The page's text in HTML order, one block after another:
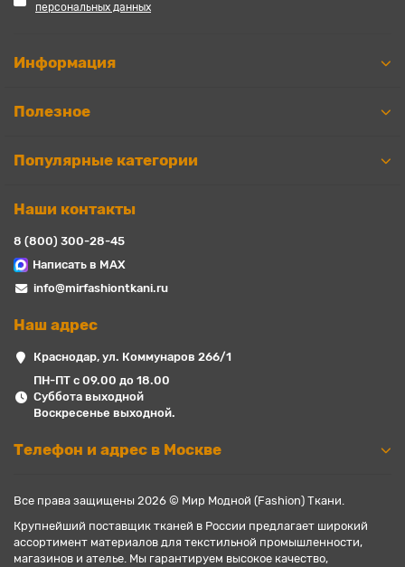
персональных данных
Информация
Полезное
Популярные категории
Наши контакты
8 (800) 300-28-45
Написать в MAX
info@mirfashiontkani.ru
Наш адрес
Краснодар, ул. Коммунаров 266/1
ПН-ПТ с 09.00 до 18.00
Суббота выходной
Воскресенье выходной.
Телефон и адрес в Москве
Все права защищены 2026 © Мир Модной (Fashion) Ткани.
Крупнейший поставщик тканей в России предлагает широкий
ассортимент материалов для текстильной промышленности,
магазинов и ателье. Мы гарантируем высокое качество,